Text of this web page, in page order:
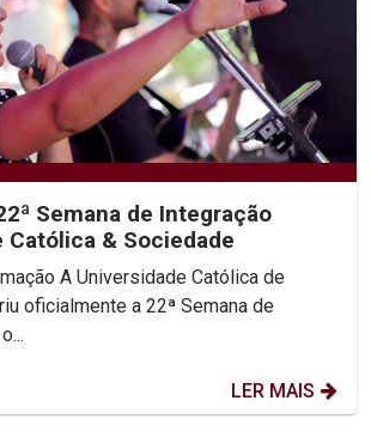
Semana de Integração
Católica & Sociedade
Católica de
oficialmente a 22ª Semana de
LER MAIS